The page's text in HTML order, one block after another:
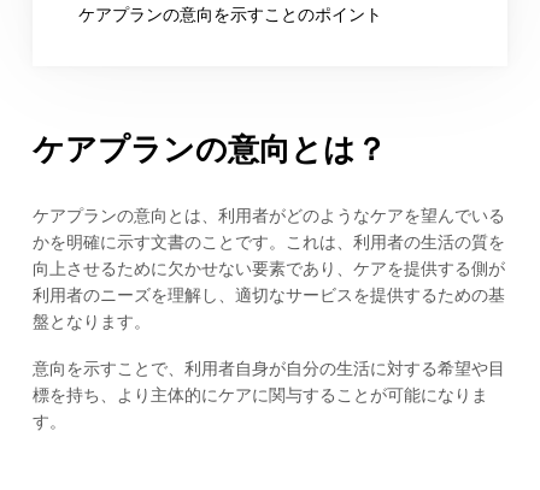
ケアプランの意向を示すことのポイント
ケアプランの意向とは？
ケアプランの意向とは、利用者がどのようなケアを望んでいる
かを明確に示す文書のことです。これは、利用者の生活の質を
向上させるために欠かせない要素であり、ケアを提供する側が
利用者のニーズを理解し、適切なサービスを提供するための基
盤となります。
意向を示すことで、利用者自身が自分の生活に対する希望や目
標を持ち、より主体的にケアに関与することが可能になりま
す。